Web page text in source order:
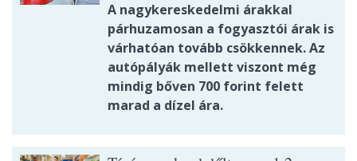
A nagykereskedelmi árakkal
párhuzamosan a fogyasztói árak is
várhatóan tovább csökkennek. Az
autópályák mellett viszont még
mindig bőven 700 forint felett
marad a dízel ára.